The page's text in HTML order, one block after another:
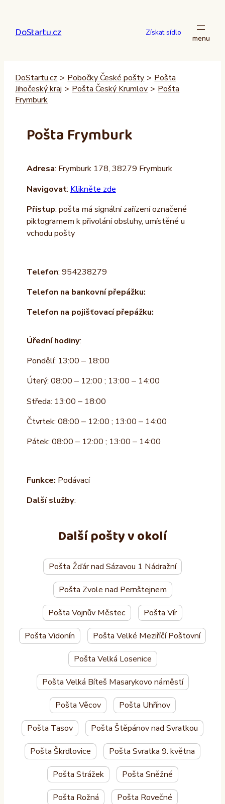
obsah
DoStartu.cz Získat sídlo
DoStartu.cz > Pobočky České pošty > Pošta
Jihočeský kraj > Pošta Český Krumlov > Pošta
Frymburk
Pošta Frymburk
Adresa: Frymburk 178, 38279 Frymburk
Navigovat: Klikněte zde
Přístup: pošta má signální zařízení označené
piktogramem k přivolání obsluhy, umístěné u
vchodu pošty
Telefon: 954238279
Telefon na bankovní přepážku:
Telefon na pojišťovací přepážku:
Úřední hodiny:
Pondělí: 13:00 – 18:00
Úterý: 08:00 – 12:00 ; 13:00 – 14:00
Středa: 13:00 – 18:00
Čtvrtek: 08:00 – 12:00 ; 13:00 – 14:00
Pátek: 08:00 – 12:00 ; 13:00 – 14:00
Funkce: Podávací
Další služby:
Další pošty v okolí
Pošta Žďár nad Sázavou 1 Nádražní
Pošta Zvole nad Pernštejnem
Pošta Vojnův Městec Pošta Vír
Pošta Vidonín Pošta Velké Meziříčí Poštovní
Pošta Velká Losenice
Pošta Velká Bíteš Masarykovo náměstí
Pošta Věcov Pošta Uhřínov
Pošta Tasov Pošta Štěpánov nad Svratkou
Pošta Škrdlovice Pošta Svratka 9. května
Pošta Strážek Pošta Sněžné
Pošta Rožná Pošta Rovečné